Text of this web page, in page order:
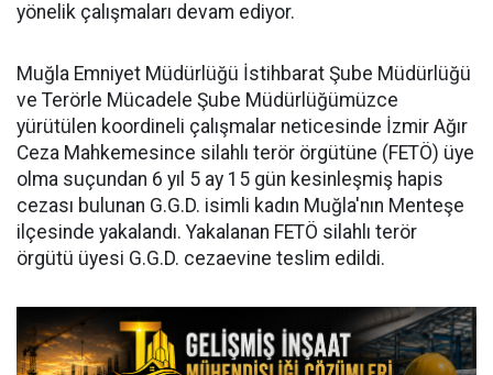
yönelik çalışmaları devam ediyor.
Muğla Emniyet Müdürlüğü İstihbarat Şube Müdürlüğü
ve Terörle Mücadele Şube Müdürlüğümüzce
yürütülen koordineli çalışmalar neticesinde İzmir Ağır
Ceza Mahkemesince silahlı terör örgütüne (FETÖ) üye
olma suçundan 6 yıl 5 ay 15 gün kesinleşmiş hapis
cezası bulunan G.G.D. isimli kadın Muğla'nın Menteşe
ilçesinde yakalandı. Yakalanan FETÖ silahlı terör
örgütü üyesi G.G.D. cezaevine teslim edildi.